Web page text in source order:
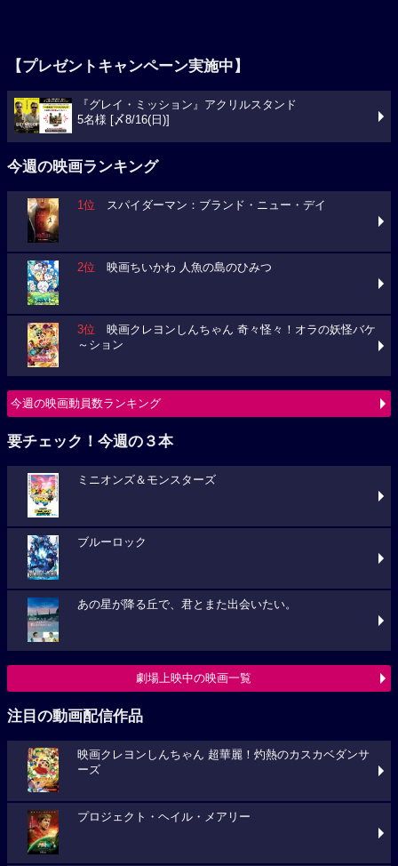
【プレゼントキャンペーン実施中】
『グレイ・ミッション』アクリルスタンド
5名様 [〆8/16(日)]
今週の映画ランキング
1位 スパイダーマン：ブランド・ニュー・デイ
2位 映画ちいかわ 人魚の島のひみつ
3位 映画クレヨンしんちゃん 奇々怪々！オラの妖怪バケ
～ション
今週の映画動員数ランキング
要チェック！今週の３本
ミニオンズ＆モンスターズ
ブルーロック
あの星が降る丘で、君とまた出会いたい。
劇場上映中の映画一覧
注目の動画配信作品
映画クレヨンしんちゃん 超華麗！灼熱のカスカベダンサ
ーズ
プロジェクト・ヘイル・メアリー